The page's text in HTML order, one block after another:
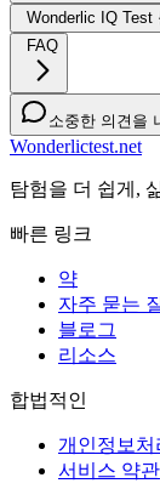
Wonderlic IQ Test
FAQ
소중한 의견을
Wonderlictest.net
탐험을 더 쉽게,
빠른 링크
약
자주 묻는
블로그
리소스
합법적인
개인정보처
서비스 약관